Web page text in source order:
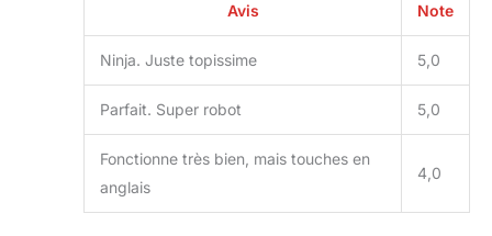
Avis Note
Ninja. Juste topissime 5,0
Parfait. Super robot 5,0
Fonctionne très bien, mais touches en
anglais
4,0